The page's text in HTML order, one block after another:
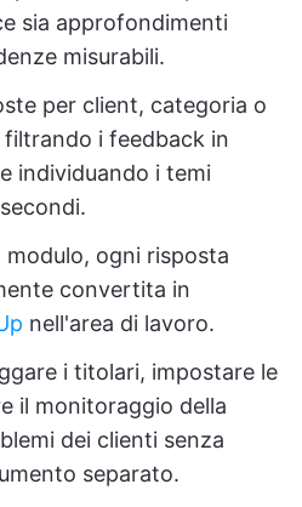
sia approfondimenti
misurabili.
per client, categoria o
i feedback in
individuando i temi
ogni risposta
convertita in
nell'area di lavoro.
i titolari, impostare le
il monitoraggio della
dei clienti senza
separato.